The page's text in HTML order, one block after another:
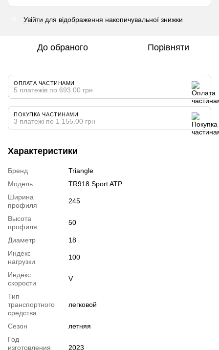
Увійти для відображення накопичувальної знижки
До обраного Порівняти
ОПЛАТА ЧАСТИНАМИ
5 платежів по 693.00 грн
ПОКУПКА ЧАСТИНАМИ
3 платежі по 1 155.00 грн
Характеристики
Бренд
Triangle
Модель
TR918 Sport ATP
Ширина
профиля
245
Высота
профиля
50
Диаметр
18
Индекс
нагрузки
100
Индекс
скорости
V
Тип
транспортного
средства
легковой
Сезон
летняя
Год
изготовления
2023